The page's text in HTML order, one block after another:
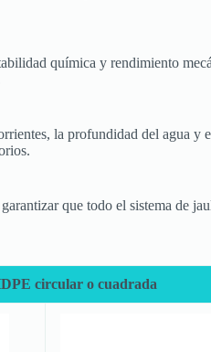
química y rendimiento
la profundidad del agua y
que todo el sistema de
circular o cuadrada